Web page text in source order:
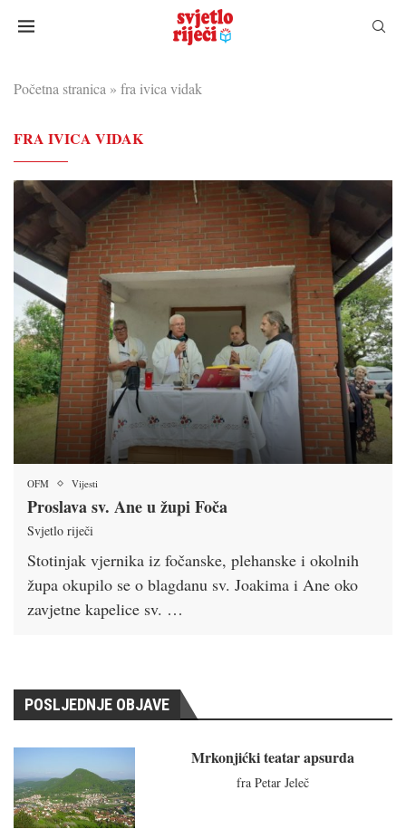
Početna stranica » fra ivica vidak
FRA IVICA VIDAK
OFM Vijesti
Proslava sv. Ane u župi Foča
Svjetlo riječi
Stotinjak vjernika iz fočanske, plehanske i okolnih
župa okupilo se o blagdanu sv. Joakima i Ane oko
zavjetne kapelice sv. …
POSLJEDNJE OBJAVE
Mrkonjićki teatar apsurda
fra Petar Jeleč